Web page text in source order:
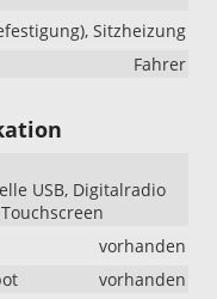
Sitzheizung
Fahrer
USB, Digitalradio
vorhanden
vorhanden